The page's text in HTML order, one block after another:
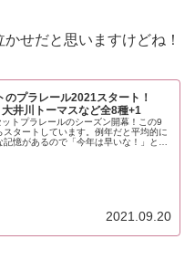
せだと思いますけどね！
のプラレール2021スタート！
井川トーマスなど全8種+1
トプラレールのシーズン開幕！この9
スタートしています。例年だと平均的に
憶があるので「今年は早いな！」とビ
2021.09.20